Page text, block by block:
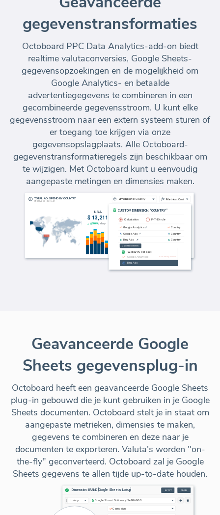
gegevenstransformaties
Octoboard PPC Data Analytics-add-on biedt
realtime valutaconversies, Google Sheets-
gegevensopzoekingen en de mogelijkheid om
Google Analytics- en betaalde
advertentiegegevens te combineren in een
gecombineerde gegevensstroom. U kunt elke
gegevensstroom naar een extern systeem sturen of
er toegang toe krijgen via onze
gegevensopslagplaats. Alle Octoboard-
gegevenstransformatieregels zijn beschikbaar om
te wijzigen. Met Octoboard kunt u eenvoudig
aangepaste metingen en dimensies maken.
Geavanceerde Google
Sheets gegevensplug-in
Octoboard heeft een geavanceerde Google Sheets
plug-in gebouwd die je kunt gebruiken in je Google
Sheets documenten. Octoboard stelt je in staat om
aangepaste metrieken, dimensies te maken,
gegevens te combineren en deze naar je
documenten te exporteren. Valuta's worden "on-
the-fly" geconverteerd. Octoboard zal je Google
Sheets gegevens te allen tijde up-to-date houden.